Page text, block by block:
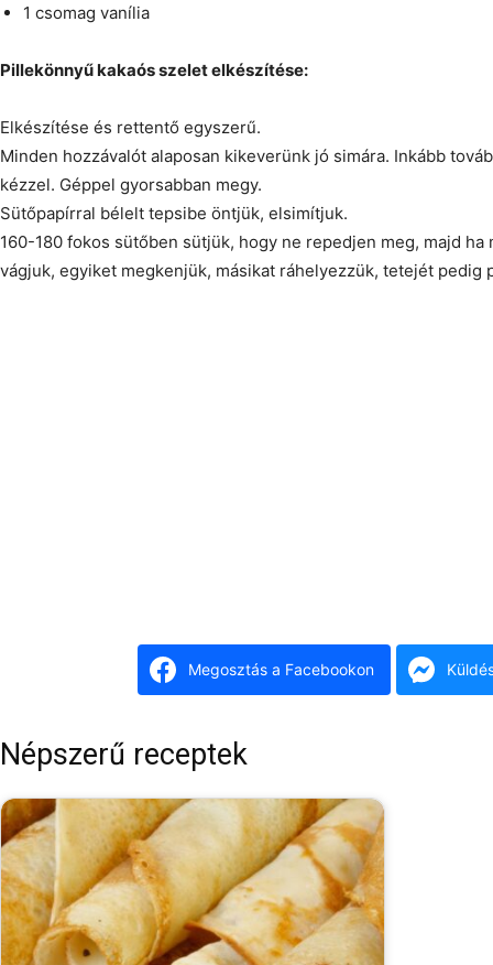
1 csomag vanília
Pillekönnyű kakaós szelet elkészítése:
Elkészítése és rettentő egyszerű.
Minden hozzávalót alaposan kikeverünk jó simára. Inkább
kézzel. Géppel gyorsabban megy.
Sütőpapírral bélelt tepsibe öntjük, elsimítjuk.
160-180 fokos sütőben sütjük, hogy ne repedjen meg, majd
vágjuk, egyiket megkenjük, másikat ráhelyezzük, tetejét pedig
Megosztás a Facebookon
Népszerű receptek